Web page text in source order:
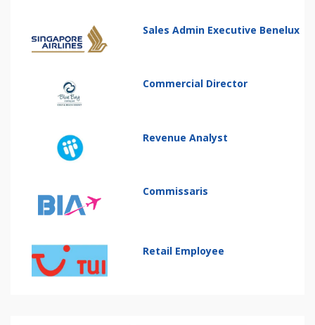
Sales Admin Executive Benelux
Commercial Director
Revenue Analyst
Commissaris
Retail Employee